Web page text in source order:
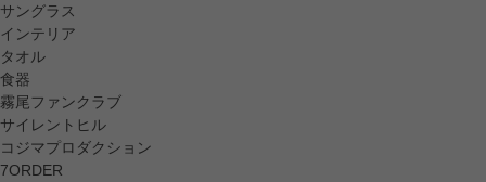
サングラス
インテリア
タオル
食器
霧尾ファンクラブ
サイレントヒル
コジマプロダクション
7ORDER